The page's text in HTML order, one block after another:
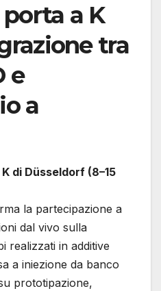
a K
tra
e
a
di Düsseldorf (8–15
la partecipazione a
dal vivo sulla
realizzati in additive
a iniezione da banco
prototipazione,